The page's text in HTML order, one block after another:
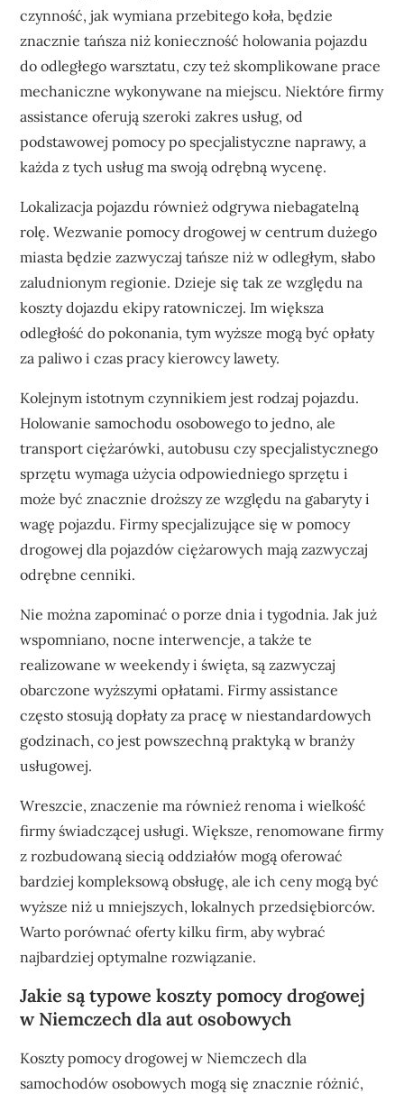
czynność, jak wymiana przebitego koła, będzie
znacznie tańsza niż konieczność holowania pojazdu
do odległego warsztatu, czy też skomplikowane prace
mechaniczne wykonywane na miejscu. Niektóre firmy
assistance oferują szeroki zakres usług, od
podstawowej pomocy po specjalistyczne naprawy, a
każda z tych usług ma swoją odrębną wycenę.
Lokalizacja pojazdu również odgrywa niebagatelną
rolę. Wezwanie pomocy drogowej w centrum dużego
miasta będzie zazwyczaj tańsze niż w odległym, słabo
zaludnionym regionie. Dzieje się tak ze względu na
koszty dojazdu ekipy ratowniczej. Im większa
odległość do pokonania, tym wyższe mogą być opłaty
za paliwo i czas pracy kierowcy lawety.
Kolejnym istotnym czynnikiem jest rodzaj pojazdu.
Holowanie samochodu osobowego to jedno, ale
transport ciężarówki, autobusu czy specjalistycznego
sprzętu wymaga użycia odpowiedniego sprzętu i
może być znacznie droższy ze względu na gabaryty i
wagę pojazdu. Firmy specjalizujące się w pomocy
drogowej dla pojazdów ciężarowych mają zazwyczaj
odrębne cenniki.
Nie można zapominać o porze dnia i tygodnia. Jak już
wspomniano, nocne interwencje, a także te
realizowane w weekendy i święta, są zazwyczaj
obarczone wyższymi opłatami. Firmy assistance
często stosują dopłaty za pracę w niestandardowych
godzinach, co jest powszechną praktyką w branży
usługowej.
Wreszcie, znaczenie ma również renoma i wielkość
firmy świadczącej usługi. Większe, renomowane firmy
z rozbudowaną siecią oddziałów mogą oferować
bardziej kompleksową obsługę, ale ich ceny mogą być
wyższe niż u mniejszych, lokalnych przedsiębiorców.
Warto porównać oferty kilku firm, aby wybrać
najbardziej optymalne rozwiązanie.
Jakie są typowe koszty pomocy drogowej
w Niemczech dla aut osobowych
Koszty pomocy drogowej w Niemczech dla
samochodów osobowych mogą się znacznie różnić,